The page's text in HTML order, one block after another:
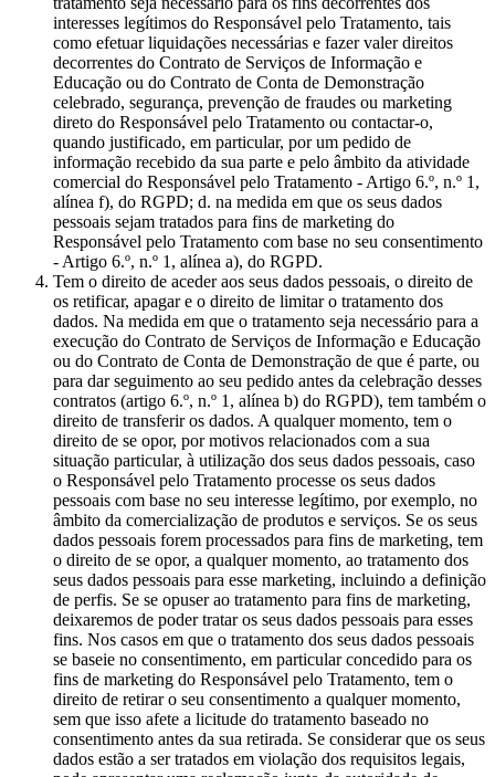
interesses legítimos do Responsável pelo Tratamento, tais
como efetuar liquidações necessárias e fazer valer direitos
decorrentes do Contrato de Serviços de Informação e
Educação ou do Contrato de Conta de Demonstração
celebrado, segurança, prevenção de fraudes ou marketing
direto do Responsável pelo Tratamento ou contactar-o,
quando justificado, em particular, por um pedido de
informação recebido da sua parte e pelo âmbito da atividade
comercial do Responsável pelo Tratamento - Artigo 6.º, n.º 1,
alínea f), do RGPD; d. na medida em que os seus dados
pessoais sejam tratados para fins de marketing do
Responsável pelo Tratamento com base no seu consentimento
- Artigo 6.º, n.º 1, alínea a), do RGPD.
Tem o direito de aceder aos seus dados pessoais, o direito de
os retificar, apagar e o direito de limitar o tratamento dos
dados. Na medida em que o tratamento seja necessário para a
execução do Contrato de Serviços de Informação e Educação
ou do Contrato de Conta de Demonstração de que é parte, ou
para dar seguimento ao seu pedido antes da celebração desses
contratos (artigo 6.º, n.º 1, alínea b) do RGPD), tem também o
direito de transferir os dados. A qualquer momento, tem o
direito de se opor, por motivos relacionados com a sua
situação particular, à utilização dos seus dados pessoais, caso
o Responsável pelo Tratamento processe os seus dados
pessoais com base no seu interesse legítimo, por exemplo, no
âmbito da comercialização de produtos e serviços. Se os seus
dados pessoais forem processados para fins de marketing, tem
o direito de se opor, a qualquer momento, ao tratamento dos
seus dados pessoais para esse marketing, incluindo a definição
de perfis. Se se opuser ao tratamento para fins de marketing,
deixaremos de poder tratar os seus dados pessoais para esses
fins. Nos casos em que o tratamento dos seus dados pessoais
se baseie no consentimento, em particular concedido para os
fins de marketing do Responsável pelo Tratamento, tem o
direito de retirar o seu consentimento a qualquer momento,
sem que isso afete a licitude do tratamento baseado no
consentimento antes da sua retirada. Se considerar que os seus
dados estão a ser tratados em violação dos requisitos legais,